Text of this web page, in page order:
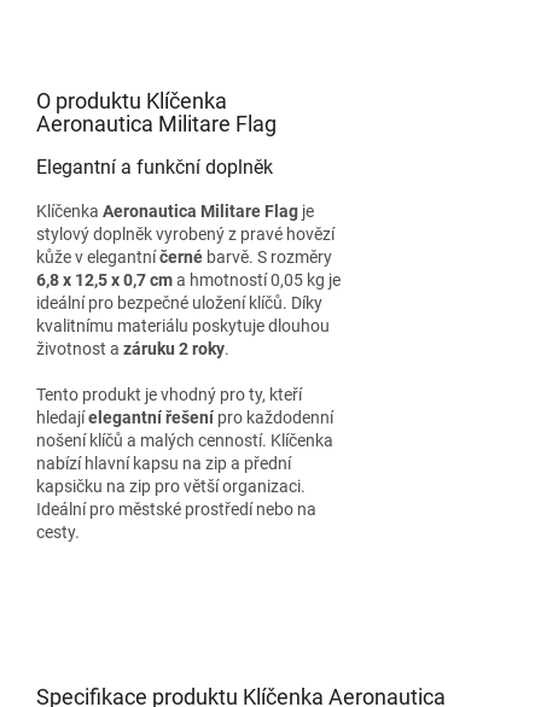
O produktu Klíčenka
Aeronautica Militare Flag
Elegantní a funkční doplněk
Klíčenka Aeronautica Militare Flag je
stylový doplněk vyrobený z pravé hovězí
kůže v elegantníčerné barvě. S rozměry
6,8 x 12,5 x 0,7 cma hmotností 0,05 kg je
ideální pro bezpečné uložení klíčů. Díky
kvalitnímu materiálu poskytuje dlouhou
životnost a záruku 2 roky.
Tento produkt je vhodný pro ty, kteří
hledajíelegantní řešení pro každodenní
nošení klíčů a malých cenností. Klíčenka
nabízí hlavní kapsu na zip a přední
kapsičku na zip pro větší organizaci.
Ideální pro městské prostředí nebo na
cesty.
Specifikace produktu Klíčenka Aeronautica